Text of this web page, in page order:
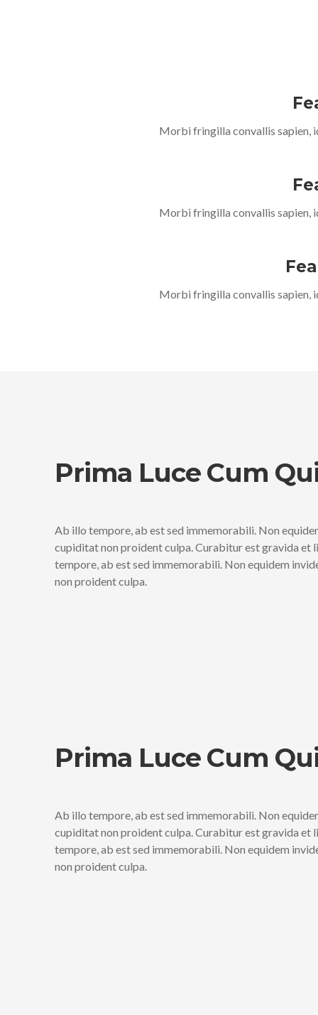
Morbi fringilla convallis sapien,
Morbi fringilla convallis sapien,
Morbi fringilla convallis sapien,
Prima Luce Cum
Ab illo tempore, ab est sed immemorabili. Non
cupiditat non proident culpa. Curabitur est gravida
tempore, ab est sed immemorabili. Non equidem
non proident culpa.
Prima Luce Cum
Ab illo tempore, ab est sed immemorabili. Non
cupiditat non proident culpa. Curabitur est gravida
tempore, ab est sed immemorabili. Non equidem
non proident culpa.